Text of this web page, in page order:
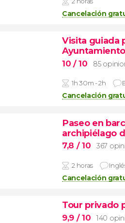
Cancelación
Visita guiada
10 / 10 85
1h 30m - 2h
Cancelación
Paseo en
archipiélago
7,8 / 10 367
2 horas
Cancelación
Tour privado
9,9 / 10 140